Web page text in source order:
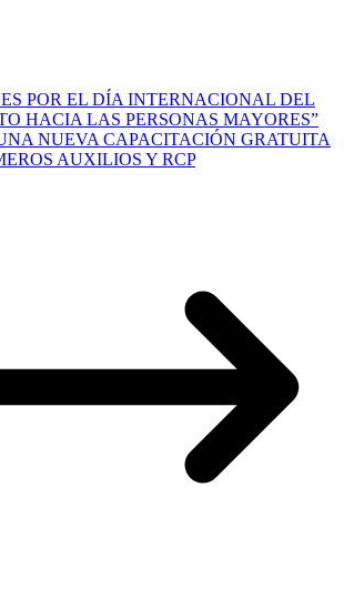
POR EL DÍA INTERNACIONAL DEL
HACIA LAS PERSONAS MAYORES”
NUEVA CAPACITACIÓN GRATUITA
AUXILIOS Y RCP